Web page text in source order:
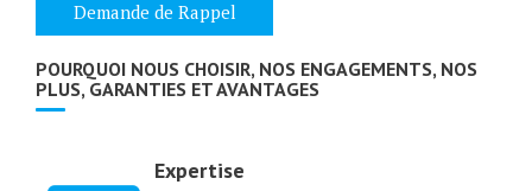
POURQUOI NOUS CHOISIR, NOS ENGAGEMENTS, NOS
PLUS, GARANTIES ET AVANTAGES
Expertise